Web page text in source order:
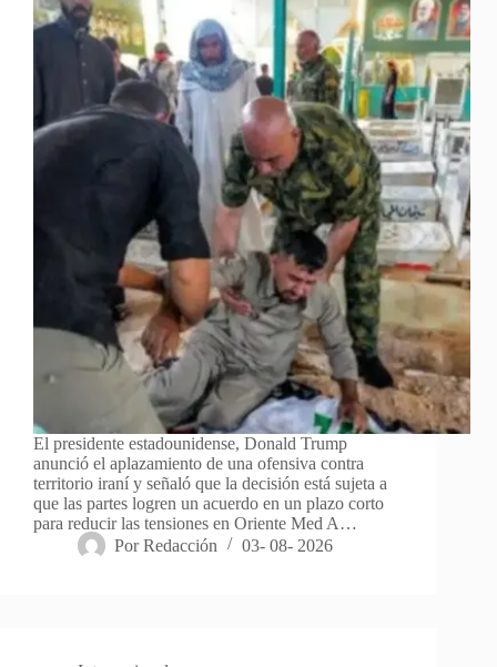
El presidente estadounidense, Donald Trump
anunció el aplazamiento de una ofensiva contra
territorio iraní y señaló que la decisión está sujeta a
que las partes logren un acuerdo en un plazo corto
para reducir las tensiones en Oriente Med A…
Por Redacción 03- 08- 2026